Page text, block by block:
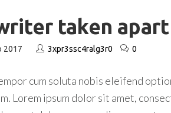
taken apart
2017 3xpr3ssc4ralg3r0 0
cum soluta nobis eleifend
Lorem ipsum dolor sit amet,